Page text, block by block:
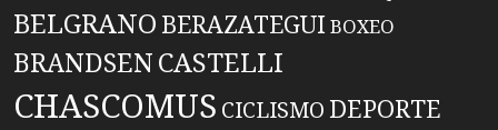
BELGRANO BERAZATEGUIBOXEO
BRANDSENCASTELLI
CHASCOMUS CICLISMO DEPORTE